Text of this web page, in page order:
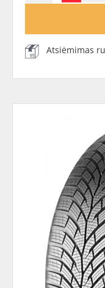
Atsiėmimas